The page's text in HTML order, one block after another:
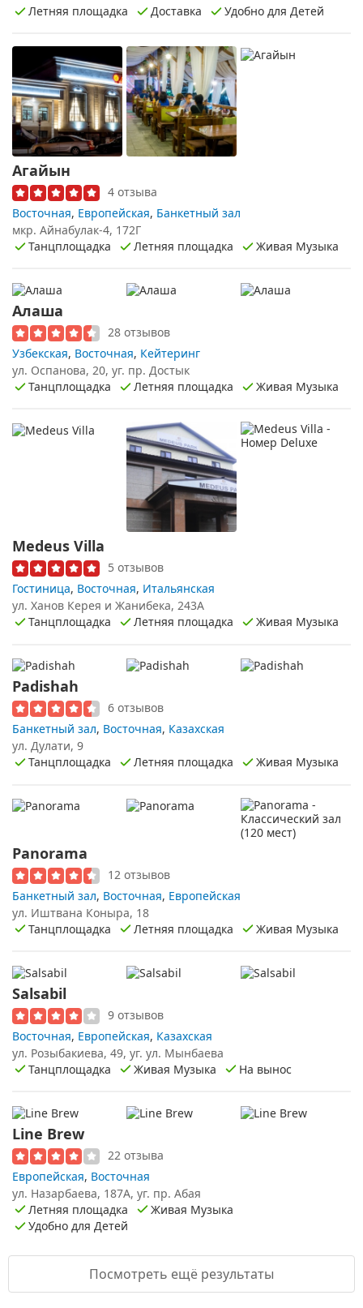
Летняя площадка
Доставка Удобно для Детей
Агайын
4 отзыва
Восточная, Европейская, Банкетный зал
мкр. Айнабулак-4, 172Г
Танцплощадка
Летняя площадка Живая Музыка
Алаша
28 отзывов
Узбекская, Восточная, Кейтеринг
ул. Оспанова, 20, уг. пр. Достык
Танцплощадка
Летняя площадка Живая Музыка
Medeus Villa
5 отзывов
Гостиница, Восточная, Итальянская
ул. Ханов Керея и Жанибека, 243А
Танцплощадка
Летняя площадка Живая Музыка
Padishah
6 отзывов
Банкетный зал, Восточная, Казахская
ул. Дулати, 9
Танцплощадка
Летняя площадка Живая Музыка
Panorama
12 отзывов
Банкетный зал, Восточная, Европейская
ул. Иштвана Коныра, 18
Танцплощадка
Летняя площадка Живая Музыка
Salsabil
9 отзывов
Восточная, Европейская, Казахская
ул. Розыбакиева, 49, уг. ул. Мынбаева
Танцплощадка
Живая Музыка На вынос
Line Brew
22 отзыва
Европейская, Восточная
ул. Назарбаева, 187А, уг. пр. Абая
Летняя площадка
Живая Музыка
Удобно для Детей
Посмотреть ещё результаты